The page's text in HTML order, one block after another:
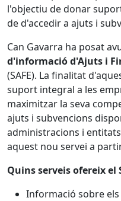
l'objectiu de donar
de d'accedir a ajuts i
Can Gavarra ha posat
d'informació d'Ajuts i
(SAFE). La finalitat
suport integral a les
maximitzar la seva
ajuts i subvencions
administracions i
aquest nou servei a
Quins serveis ofereix el
Informació sobre